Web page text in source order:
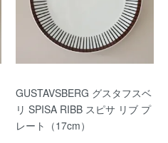
GUSTAVSBERG グスタフスベ
リ SPISA RIBB スピサ リブ プ
レート（17cm）